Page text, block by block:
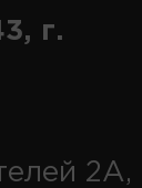
г.
2А,